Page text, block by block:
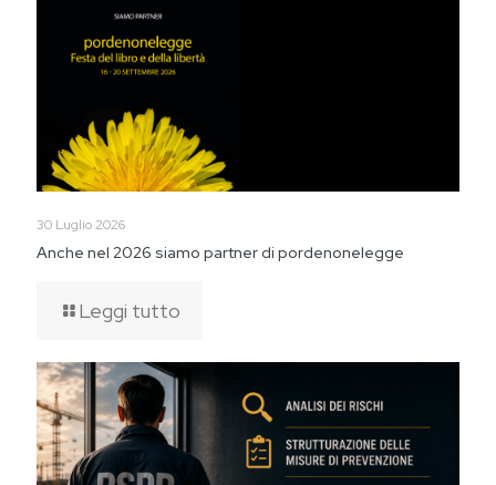
30 Luglio 2026
Anche nel 2026 siamo partner di pordenonelegge
Leggi tutto